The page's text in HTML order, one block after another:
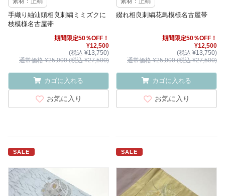
手織り紬汕頭相良刺繍ミミズクに
枝模様名古屋帯
期間限定50％OFF！
¥12,500
(税込 ¥13,750)
通常価格 ¥25,000 (税込 ¥27,500)
カゴに入れる
お気に入り
綴れ相良刺繍花鳥模様名古屋帯
期間限定50％OFF！
¥12,500
(税込 ¥13,750)
通常価格 ¥25,000 (税込 ¥27,500)
カゴに入れる
お気に入り
SALE SALE